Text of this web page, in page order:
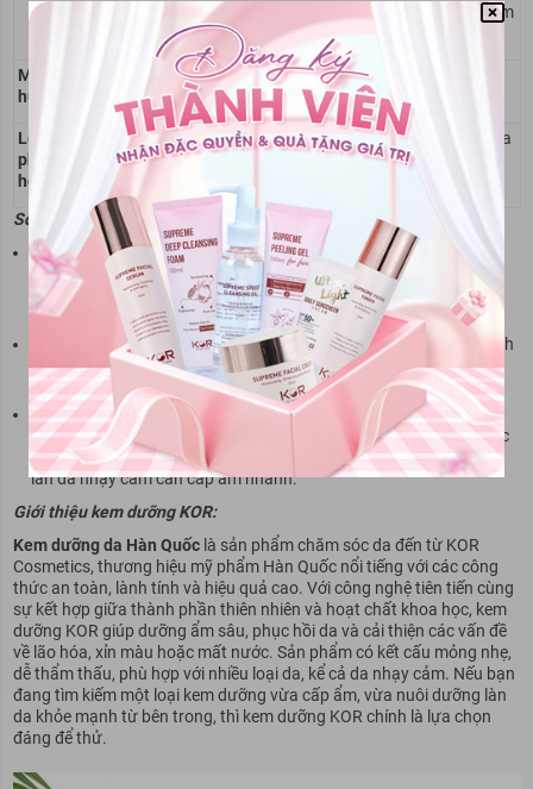
lớp ẩm nhẹ trên da
hoa cúc giúp làm
Mùi
hương
Nhẹ nhàng, thư
Hương thảo mộc
dịu nhẹ
nhiên
Loại da
phù
hợp
Mọi loại da, đặc biệt
là da thiếu nước
Da khô, da thường Da nhạy cảm, da
kích ứng
So sánh tổng quan:
Vichy Quenching Mineral Mask vượt trội về khả năng cấp nước
tức thì, phù hợp cho những ai muốncấp ẩm nhanh chóng
mà
không cần để qua đêm. Công thức dịu nhẹ và giàu khoáng chất
giúp làm dịu dahiệu quả.
Laneige Water Sleeping Maskthiên về dưỡng ẩm suốt đêm, thích
hợp vớida khô, da thiếu nước lâu ngày. Nếu bạn muốn một sản
phẩm dưỡng ẩm sâu qua đêm, đây sẽ là lựa chọn phù hợp hơn.
Kiehl’s Calendula & Aloe Soothing Hydration Maskmạnh về khả
năng làm dịu da
, đặc biệt phù hợp cho làn da đang kích ứng hoặc
nhạy cảm với môi trường. Giá thành cao hơn nhưng phù hợp với
làn da nhạy cảm cần cấp ẩm nhanh.
Giới thiệu kem dưỡng KOR:
Kem dưỡng da Hàn Quốclà sản phẩm chăm sóc da đến từ KOR
Cosmetics, thương hiệu mỹ phẩm Hàn Quốc nổi tiếng với các công
thức an toàn, lành tính và hiệu quả cao. Với công nghệ tiên tiến cùng
sự kết hợp giữa thành phần thiên nhiên và hoạt chất khoa học, kem
dưỡng KOR giúp dưỡng ẩm sâu, phục hồi da và cải thiện các vấn đề
về lão hóa, xỉn màu hoặc mất nước. Sản phẩm có kết cấu mỏng nhẹ,
dễ thẩm thấu, phù hợp với nhiều loại da, kể cả da nhạy cảm. Nếu bạn
đang tìm kiếm một loại kem dưỡng vừa cấp ẩm, vừa nuôi dưỡng làn
da khỏe mạnh từ bên trong, thì kem dưỡng KOR chính là lựa chọn
đáng để thử.